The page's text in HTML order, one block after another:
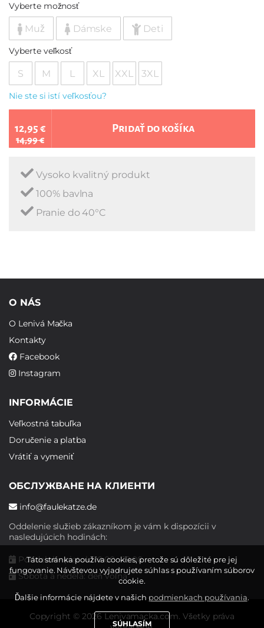
Vyberte možnosť
Muž Dámske Deti
Vyberte veľkosť
S M L XL XXL 3XL
Nie ste si istí veľkosťou?
12,95 €
14,99 €
Pridať do košíka
Vysoko kvalitný produkt
100% bavlna
Pranie do 40°C
O NÁS
O Lenivá Mačka
Kontakty
Facebook
Instagram
INFORMÁCIE
Veľkostná tabuľka
Doručenie a platba
Vrátiť a vymeniť
ОБСЛУЖВАНЕ НА КЛИЕНТИ
info@faulekatze.de
Oddelenie služieb zákazníkom je vám k dispozícii v
nasledujúcich hodinách:
Pondelok - piatok: 10:00 - 19:00
Sobota a nedeľa: deň voľna
Copyright © 2026 Lenivamacka.com. Všetky práva
Táto stránka používa cookies, pretože sú dôležité pre jej
fungovanie. Návštevou vyjadrujete súhlas s používaním súborov
cookie.
Ďalšie informácie nájdete v našich podmienkach používania.
SÚHLASÍM